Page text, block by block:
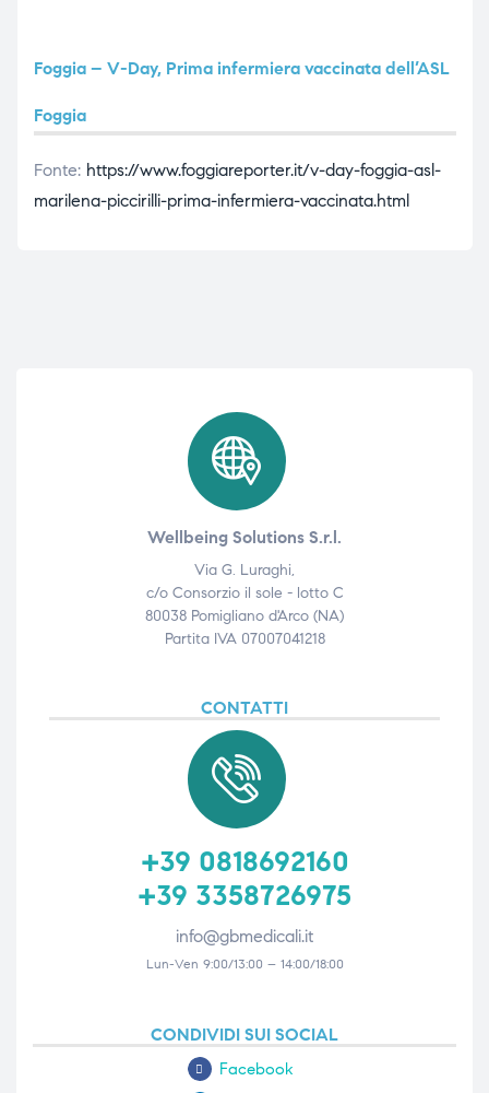
Foggia – V-Day, Prima infermiera vaccinata dell’ASL
Foggia
Fonte: https://www.foggiareporter.it/v-day-foggia-asl-
marilena-piccirilli-prima-infermiera-vaccinata.html
Wellbeing Solutions S.r.l.
Via G. Luraghi,
c/o Consorzio il sole - lotto C
80038 Pomigliano d'Arco (NA)
Partita IVA 07007041218
CONTATTI
+39 0818692160
+39 3358726975
info@gbmedicali.it
Lun-Ven 9:00/13:00 – 14:00/18:00
CONDIVIDI SUI SOCIAL
Facebook